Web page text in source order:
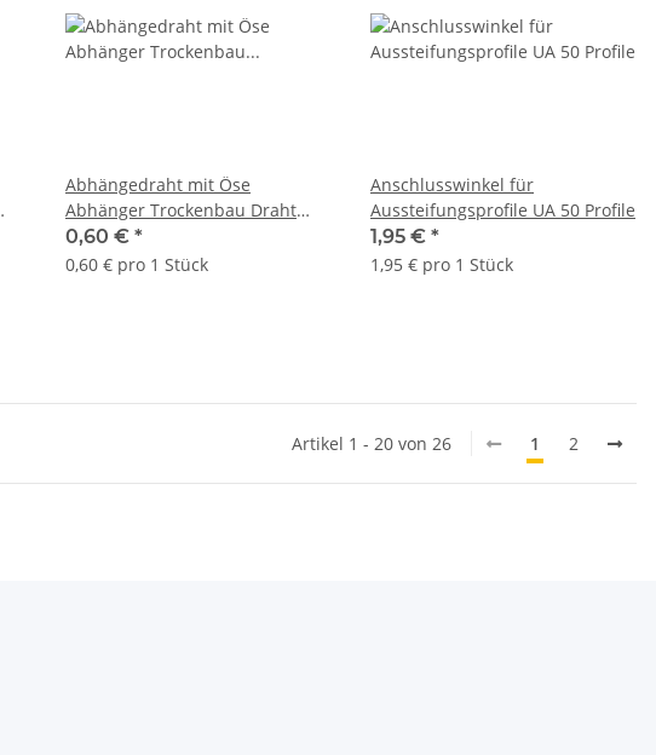
Abhängedraht mit Öse
Abhänger Trockenbau Draht
Ösendraht 1500mm
0,60 € *
0,60 € pro 1 Stück
Anschlusswinkel für
Aussteifungsprofile UA 50 Profile
1,95 € *
1,95 € pro 1 Stück
Artikel 1 - 20 von 26 1 2